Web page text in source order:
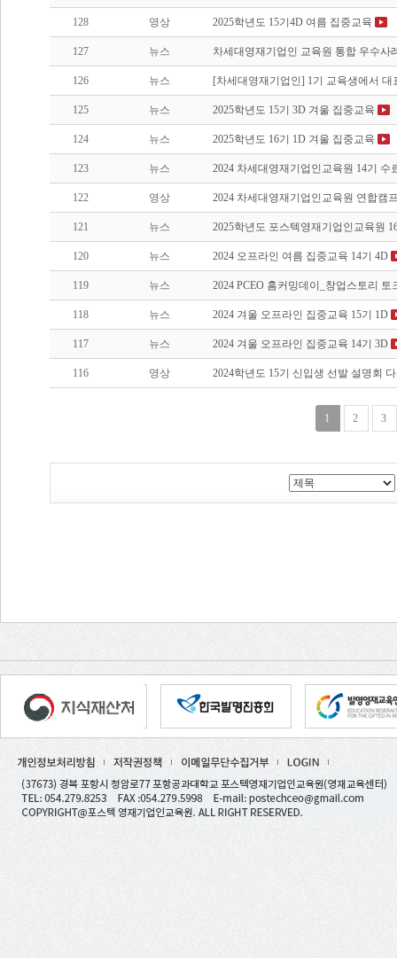
128 영상 2025학년도 15기4D 여름 집중교육
127 뉴스 차세대영재기업인 교육원 통합 우수사
126 뉴스 [차세대영재기업인] 1기 교육생에서
125 뉴스 2025학년도 15기 3D 겨울 집중교육
124 뉴스 2025학년도 16기 1D 겨울 집중교육
123 뉴스 2024 차세대영재기업인교육원 14기
122 영상 2024 차세대영재기업인교육원 연합캠
121 뉴스 2025학년도 포스텍영재기업인교육원
120 뉴스 2024 오프라인 여름 집중교육 14기 4D
119 뉴스 2024 PCEO 홈커밍데이_창업스토리 토
118 뉴스 2024 겨울 오프라인 집중교육 15기 1D
117 뉴스 2024 겨울 오프라인 집중교육 14기 3D
116 영상 2024학년도 15기 신입생 선발 설명회
1 2 3